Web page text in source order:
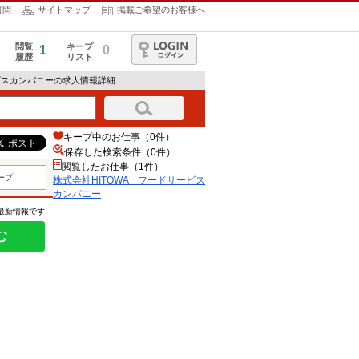
問 サイトマップ 掲載ご希望のお客様へ
閲覧
履歴
1
キープ
リスト
0
ログイン
カンパニーの求人情報詳細
プ
新情報です
キープ中のお仕事（0件）
保存した検索条件（0件）
閲覧したお仕事（1件）
株式会社HITOWA フードサービス
カンパニー